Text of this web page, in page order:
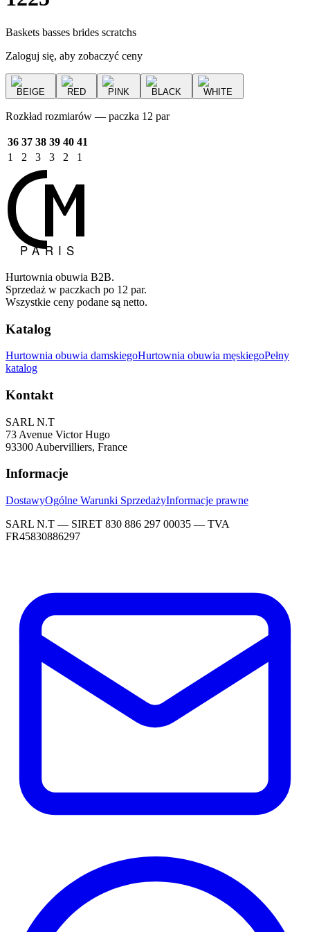
Baskets basses brides scratchs
Zaloguj się, aby zobaczyć ceny
BEIGE RED PINK BLACK WHITE
Rozkład rozmiarów — paczka 12 par
36 37 38 39 40 41
1
2 3 3 2 1
Hurtownia obuwia B2B.
Sprzedaż w paczkach po 12 par.
Wszystkie ceny podane są netto.
Katalog
Hurtownia obuwia damskiegoHurtownia obuwia męskiegoPełny
katalog
Kontakt
SARL N.T
73 Avenue Victor Hugo
93300 Aubervilliers, France
Informacje
DostawyOgólne Warunki SprzedażyInformacje prawne
SARL N.T — SIRET 830 886 297 00035 — TVA
FR45830886297